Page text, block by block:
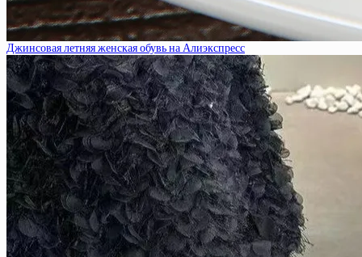
Джинсовая летняя женская обувь на Алиэкспресс